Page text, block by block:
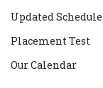
Updated Schedule
Placement Test
Our Calendar